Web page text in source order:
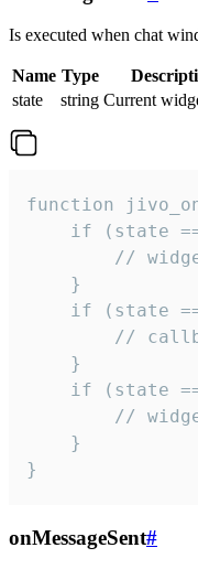
Is executed when chat
Name Type
state
string Current
function
if (state
//
    }
if (state
//
    }
if (state
//
    }
}
onMessageSent#